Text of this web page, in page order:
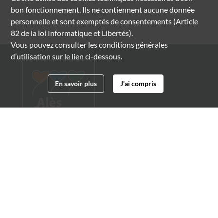
bon fonctionnement. Ils ne contiennent aucune donnée
personnelle et sont exemptés de consentements (Article
82 de la loi Informatique et Libertés).
Vous pouvez consulter les conditions générales
d’utilisation sur le lien ci-dessous.
En savoir plus J'ai compris